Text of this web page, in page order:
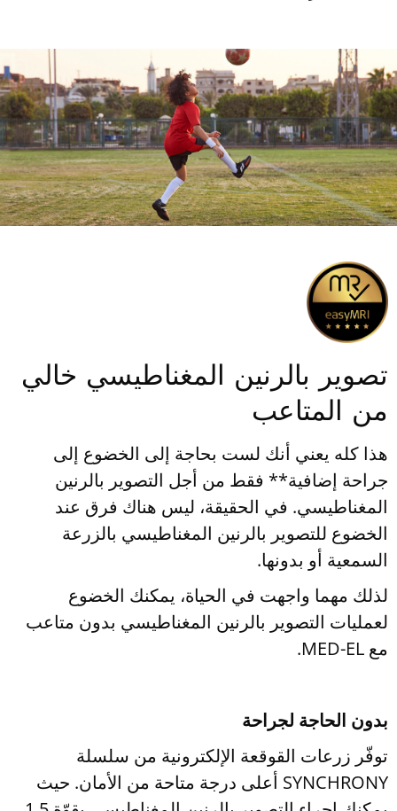
تصوير بالرنين المغناطيسي خالي
من المتاعب
هذا كله يعني أنك لست بحاجة إلى الخضوع إلى
جراحة إضافية** فقط من أجل التصوير بالرنين
المغناطيسي. في الحقيقة، ليس هناك فرق عند
الخضوع للتصوير بالرنين المغناطيسي بالزرعة
السمعية أو بدونها.
لذلك مهما واجهت في الحياة، يمكنك الخضوع
لعمليات التصوير بالرنين المغناطيسي بدون متاعب
مع MED-EL.
بدون الحاجة لجراحة
توفّر زرعات القوقعة الإلكترونية من سلسلة
SYNCHRONY أعلى درجة متاحة من الأمان. حيث